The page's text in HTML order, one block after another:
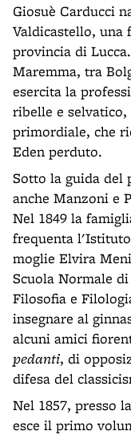
Giosuè Carducci
Valdicastello, una
provincia di
Maremma, tra
esercita la
ribelle e
primordiale, che
Eden perduto.
Sotto la guida del
anche Manzoni e
Nel 1849 la
frequenta
moglie Elvira
Scuola Normale
Filosofia e
insegnare al
alcuni amici
pedanti, di
difesa del
Nel 1857, presso
esce il primo